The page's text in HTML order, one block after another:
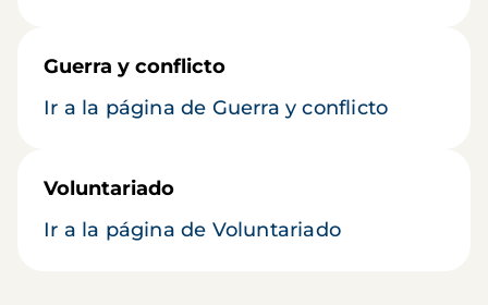
Guerra y conflicto
Ir a la página de Guerra y conflicto
Voluntariado
Ir a la página de Voluntariado